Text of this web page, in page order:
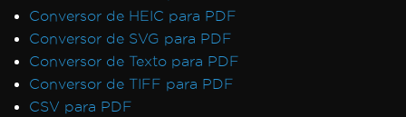
Conversor de HEIC para PDF
Conversor de SVG para PDF
Conversor de Texto para PDF
Conversor de TIFF para PDF
CSV para PDF